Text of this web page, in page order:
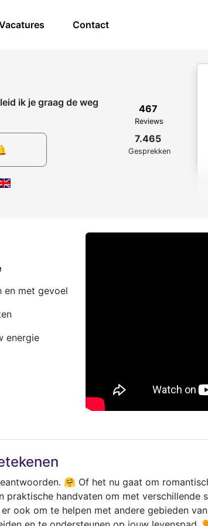
Contact
ik je graag de weg
467
Reviews
7.465
Gesprekken
en met gevoel
energie
🤗 Of het nu gaat om
handvaten om met verschillende
ook om te helpen met andere gebieden